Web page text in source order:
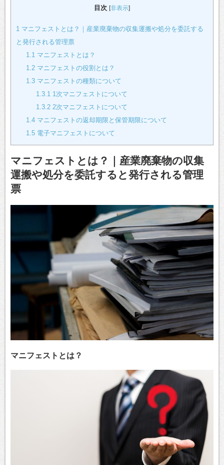
目次 [非表示]
1 マニフェストとは？｜産業廃棄物の収集運搬や処分を委託する
と発行される管理票
1.1 マニフェストとは？
1.2マニフェストの役割とは？
1.3マニフェストの種類について
1.3.1 1次マニフェストについて
1.3.22次マニフェストについて
1.4マニフェストの返却期限と保管期限について
1.5電子マニフェストについて
マニフェストとは？｜産業廃棄物の収集
運搬や処分を委託すると発行される管理
票
マニフェストとは？